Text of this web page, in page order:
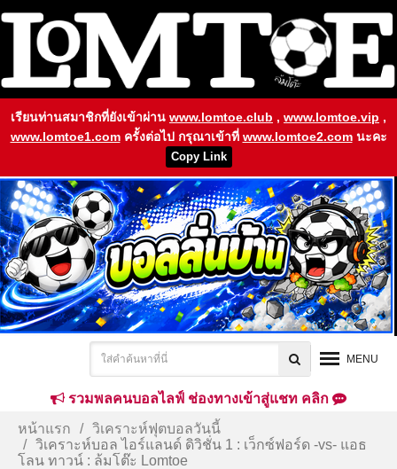
เรียนท่านสมาชิกที่ยังเข้าผ่าน www.lomtoe.club , www.lomtoe.vip ,
www.lomtoe1.com ครั้งต่อไป กรุณาเข้าที่ www.lomtoe2.comนะคะ
Copy Link
MENU
รวมพลคนบอลไลฟ์ ช่องทางเข้าสู่แชท คลิก
หน้าแรก
วิเคราะห์ฟุตบอลวันนี้
วิเคราะห์บอล ไอร์แลนด์ ดิวิชั่น 1 : เว็กซ์ฟอร์ด -vs- แอธ
โลน ทาวน์ : ล้มโต๊ะ Lomtoe